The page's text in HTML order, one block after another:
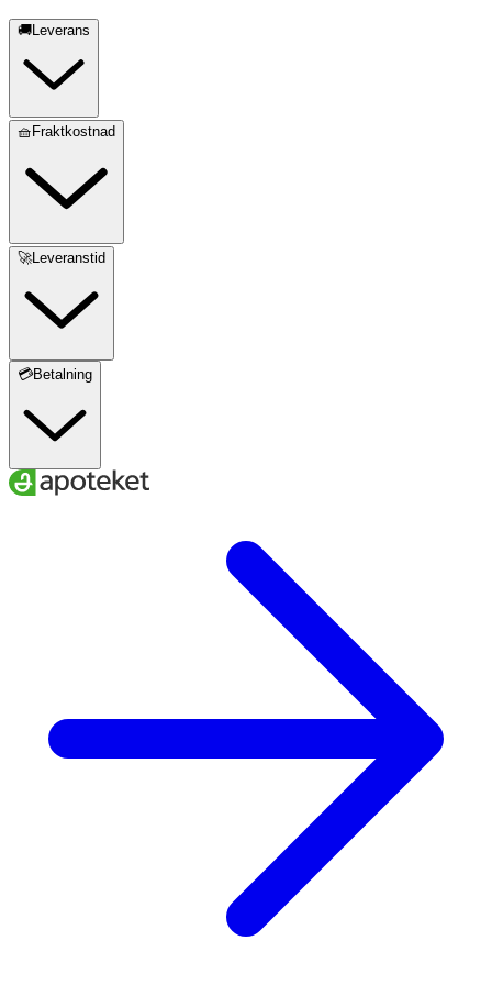
🚚Leverans
🧺Fraktkostnad
🚀Leveranstid
💳Betalning